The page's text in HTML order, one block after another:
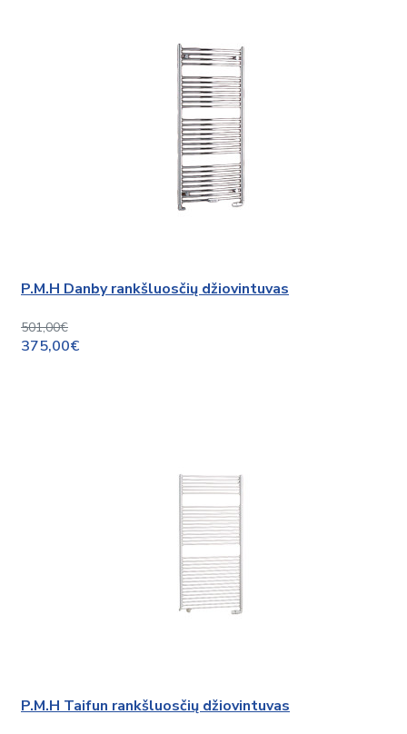
P.M.H Danby rankšluosčių džiovintuvas
501,00€
375,00€
P.M.H Taifun rankšluosčių džiovintuvas